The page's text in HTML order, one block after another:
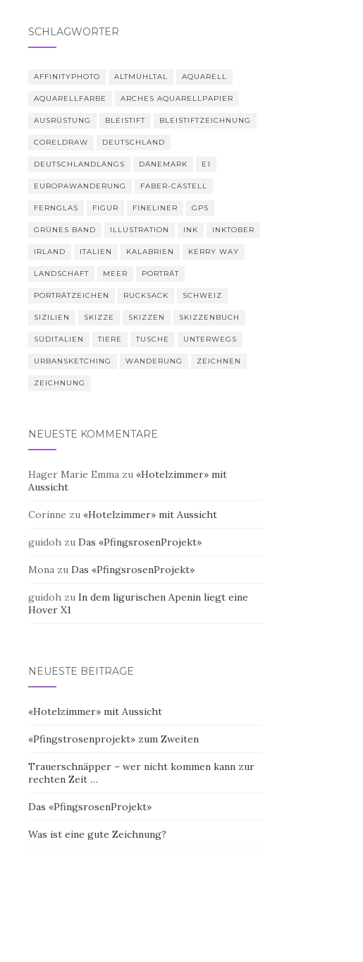
SCHLAGWÖRTER
AFFINITYPHOTO ALTMÜHLTAL AQUARELL
AQUARELLFARBE ARCHES AQUARELLPAPIER
AUSRÜSTUNG BLEISTIFT BLEISTIFTZEICHNUNG
CORELDRAW DEUTSCHLAND
DEUTSCHLANDLÄNGS DÄNEMARK E1
EUROPAWANDERUNG FABER-CASTELL
FERNGLAS FIGUR FINELINER GPS
GRÜNES BAND ILLUSTRATION INK INKTOBER
IRLAND ITALIEN KALABRIEN KERRY WAY
LANDSCHAFT MEER PORTRÄT
PORTRÄTZEICHEN RUCKSACK SCHWEIZ
SIZILIEN SKIZZE SKIZZEN SKIZZENBUCH
SÜDITALIEN TIERE TUSCHE UNTERWEGS
URBANSKETCHING WANDERUNG ZEICHNEN
ZEICHNUNG
NEUESTE KOMMENTARE
Hager Marie Emmazu «Hotelzimmer» mit
Aussicht
Corinne zu «Hotelzimmer» mit Aussicht
guidohzu Das «PfingsrosenProjekt»
Monazu Das «PfingsrosenProjekt»
guidohzu In dem ligurischen Apenin liegt eine
Hover X1
NEUESTE BEITRÄGE
«Hotelzimmer» mit Aussicht
«Pfingstrosenprojekt» zum Zweiten
Trauerschnäpper – wer nicht kommen kann zur
rechten Zeit …
Das «PfingsrosenProjekt»
Was ist eine gute Zeichnung?